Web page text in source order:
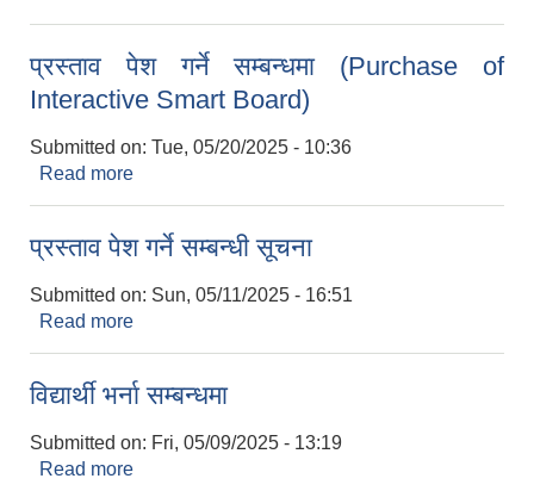
प्रस्ताव पेश गर्ने सम्बन्धमा (Purchase of
Interactive Smart Board)
Submitted on: Tue, 05/20/2025 - 10:36
Read more
प्रस्ताव पेश गर्ने सम्बन्धी सूचना
Submitted on: Sun, 05/11/2025 - 16:51
Read more
विद्यार्थी भर्ना सम्बन्धमा
Submitted on: Fri, 05/09/2025 - 13:19
Read more